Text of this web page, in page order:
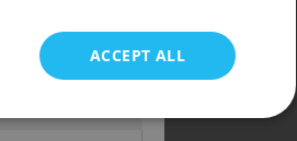
ACCEPT ALL